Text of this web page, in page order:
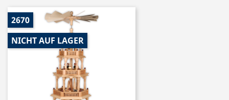
2670
NICHT AUF LAGER